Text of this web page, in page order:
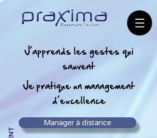
J’apprends les gestes qui
sauvent
Je pratique un management
d’excellence
Manager à distance